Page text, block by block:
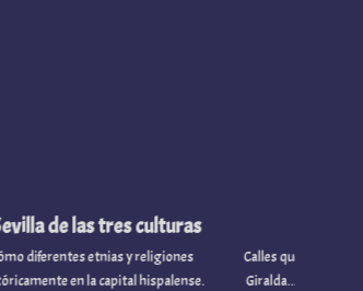
Calles que huelen a jazmín y
Giralda... Si estáis buscando un
tres culturas
etnias y religiones
la capital hispalense.